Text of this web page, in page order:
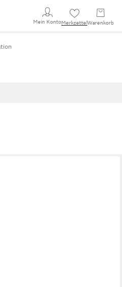
Mein KontoMerkzettel Warenkorb